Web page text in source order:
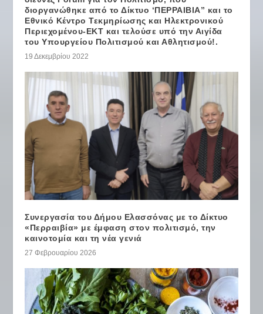
διοργανώθηκε από το Δίκτυο ‘ΠΕΡΡΑΙΒΙΑ” και το
Εθνικό Κέντρο Τεκμηρίωσης και Ηλεκτρονικού
Περιεχομένου-ΕΚΤ και τελούσε υπό την Αιγίδα
του Υπουργείου Πολιτισμού και Αθλητισμού!.
19 Δεκεμβρίου 2022
Συνεργασία του Δήμου Ελασσόνας με το Δίκτυο
«Περραιβία» με έμφαση στον πολιτισμό, την
καινοτομία και τη νέα γενιά
27 Φεβρουαρίου 2026